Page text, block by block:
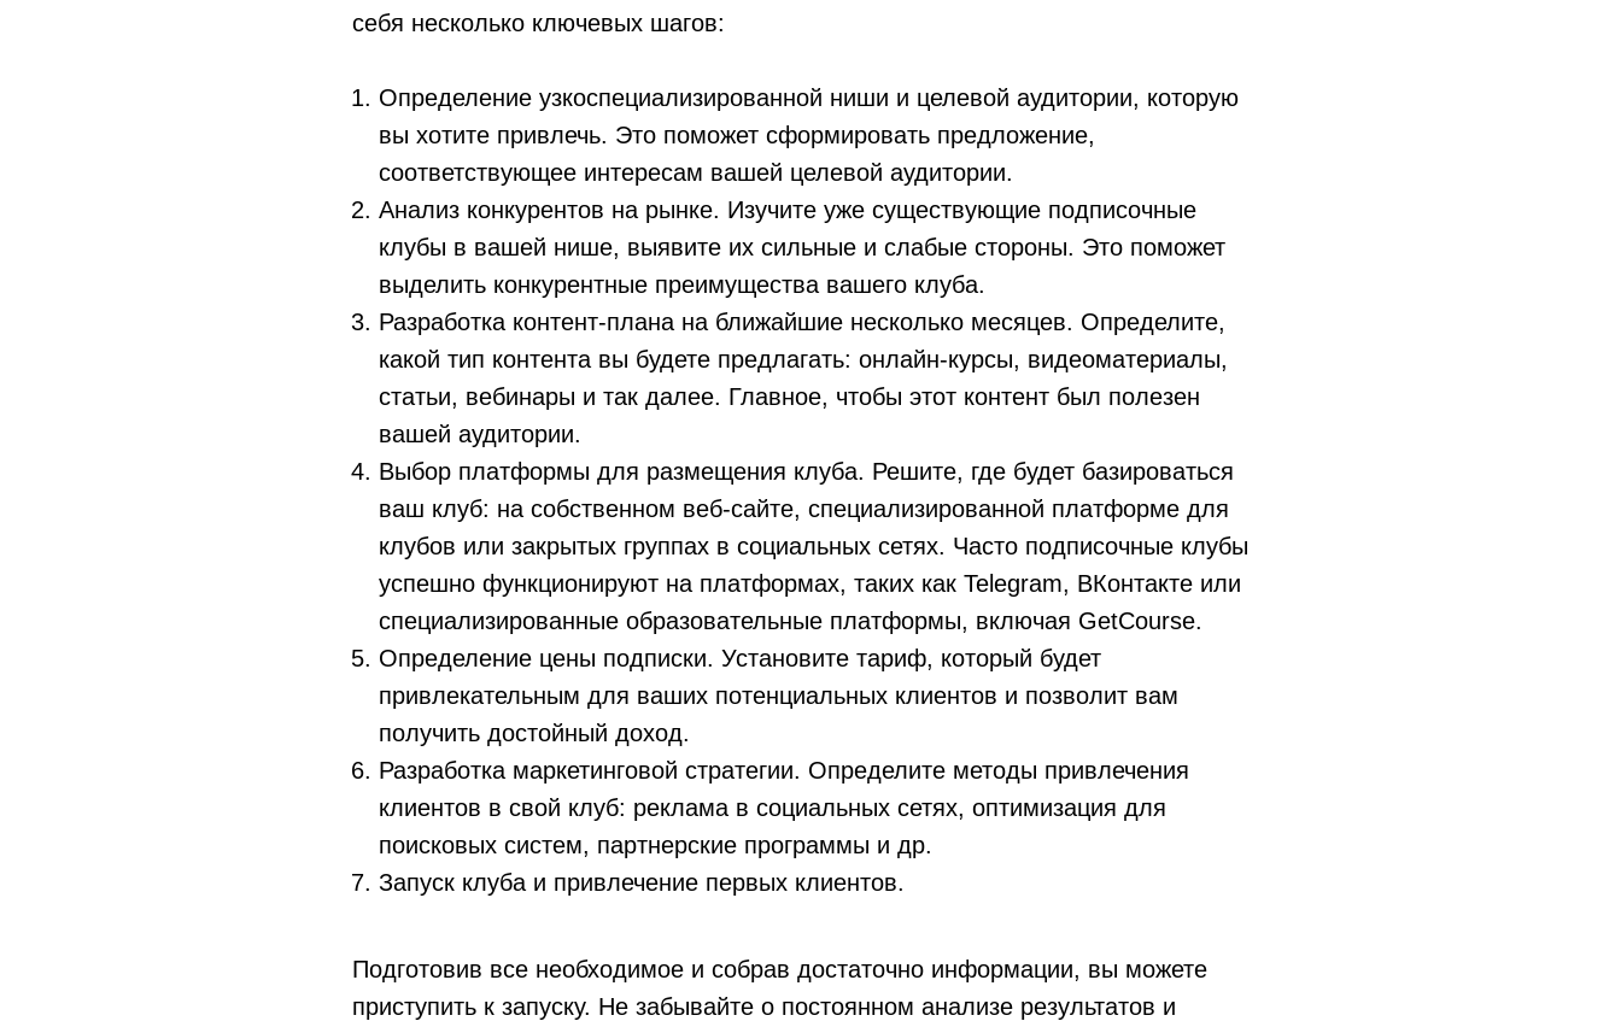
себя несколько ключевых шагов:
Определение узкоспециализированной ниши и целевой аудитории, которую
вы хотите привлечь. Это поможет сформировать предложение,
соответствующее интересам вашей целевой аудитории.
Анализ конкурентов на рынке. Изучите уже существующие подписочные
клубы в вашей нише, выявите их сильные и слабые стороны. Это поможет
выделить конкурентные преимущества вашего клуба.
Разработка контент-плана на ближайшие несколько месяцев. Определите,
какой тип контента вы будете предлагать: онлайн-курсы, видеоматериалы,
статьи, вебинары и так далее. Главное, чтобы этот контент был полезен
вашей аудитории.
Выбор платформы для размещения клуба. Решите, где будет базироваться
ваш клуб: на собственном веб-сайте, специализированной платформе для
клубов или закрытых группах в социальных сетях. Часто подписочные клубы
успешно функционируют на платформах, таких как Telegram, ВКонтакте или
специализированные образовательные платформы, включая GetCourse.
Определение цены подписки. Установите тариф, который будет
привлекательным для ваших потенциальных клиентов и позволит вам
получить достойный доход.
Разработка маркетинговой стратегии. Определите методы привлечения
клиентов в свой клуб: реклама в социальных сетях, оптимизация для
поисковых систем, партнерские программы и др.
Запуск клуба и привлечение первых клиентов.
Подготовив все необходимое и собрав достаточно информации, вы можете
приступить к запуску. Не забывайте о постоянном анализе результатов и